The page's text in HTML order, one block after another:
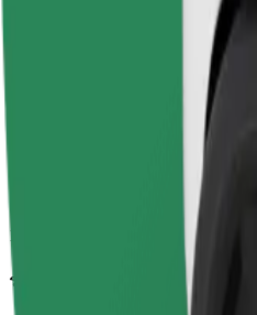
ความสะดวกสบายอยู่แค่ปลายนิ้
การเดินทางที่เชื่อถือได้ กับรถข
เวลาเดินทางโดยประมาณ
11 นาที
ระยะทางโดยประมาณ